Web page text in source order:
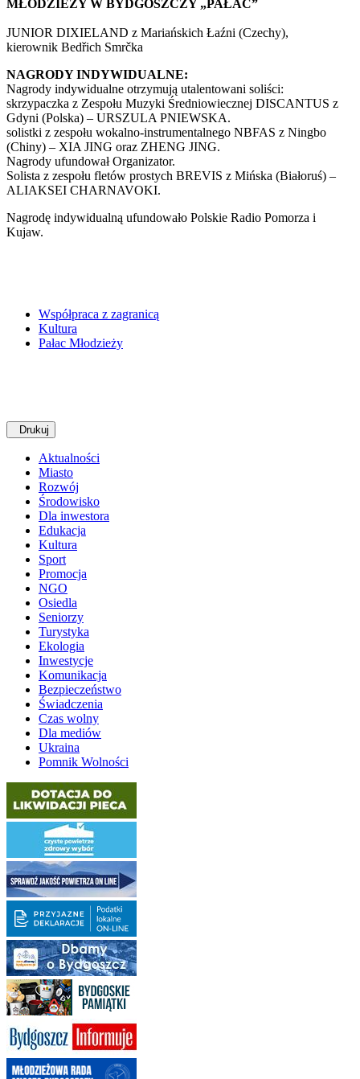
MŁODZIEŻY W BYDGOSZCZY „PAŁAC”
JUNIOR DIXIELAND z Mariańskich Łaźni (Czechy),
kierownik Bedřich Smrčka
NAGRODY INDYWIDUALNE:
Nagrody indywidualne otrzymują utalentowani soliści:
skrzypaczka z Zespołu Muzyki Średniowiecznej DISCANTUS z
Gdyni (Polska) – URSZULA PNIEWSKA.
solistki z zespołu wokalno-instrumentalnego NBFAS z Ningbo
(Chiny) – XIA JING oraz ZHENG JING.
Nagrody ufundował Organizator.
Solista z zespołu fletów prostych BREVIS z Mińska (Białoruś) –
ALIAKSEI CHARNAVOKI.
Nagrodę indywidualną ufundowało Polskie Radio Pomorza i
Kujaw.
Współpraca z zagranicą
Kultura
Pałac Młodzieży
Drukuj
Aktualności
Miasto
Rozwój
Środowisko
Dla inwestora
Edukacja
Kultura
Sport
Promocja
NGO
Osiedla
Seniorzy
Turystyka
Ekologia
Inwestycje
Komunikacja
Bezpieczeństwo
Świadczenia
Czas wolny
Dla mediów
Ukraina
Pomnik Wolności